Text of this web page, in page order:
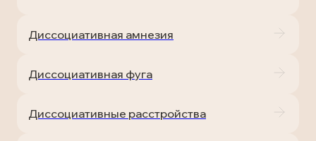
Диссоциативная амнезия
Диссоциативная фуга
Диссоциативные расстройства